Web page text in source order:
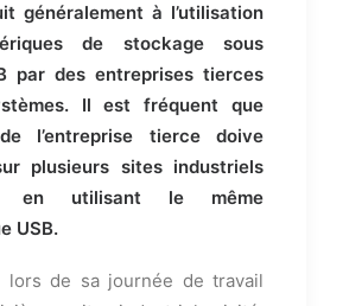
généralement à l’utilisation
de stockage sous
par des entreprises tierces
Il est fréquent que
de l’entreprise tierce doive
plusieurs sites industriels
en utilisant le même
USB.
lors de sa journée de travail